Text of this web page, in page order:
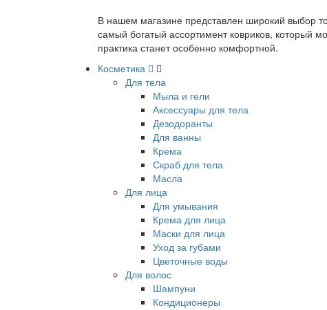
В нашем магазине представлен широкий выбор
самый богатый ассортимент ковриков, который
практика станет особенно комфортной.
Косметика
Для тела
Мыла и гели
Аксессуары для тела
Дезодоранты
Для ванны
Крема
Скраб для тела
Масла
Для лица
Для умывания
Крема для лица
Маски для лица
Уход за губами
Цветочные воды
Для волос
Шампуни
Кондиционеры